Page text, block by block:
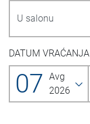
DATUM VRAĆANJA
07 Avg
2026